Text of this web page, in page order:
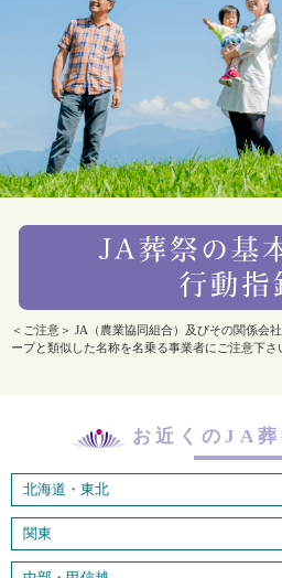
＜ご注意＞ JA（農業協同組合）及びその関係会
ープと類似した名称を名乗る事業者にご注意下さ
お近くのJA葬
北海道・東北
関東